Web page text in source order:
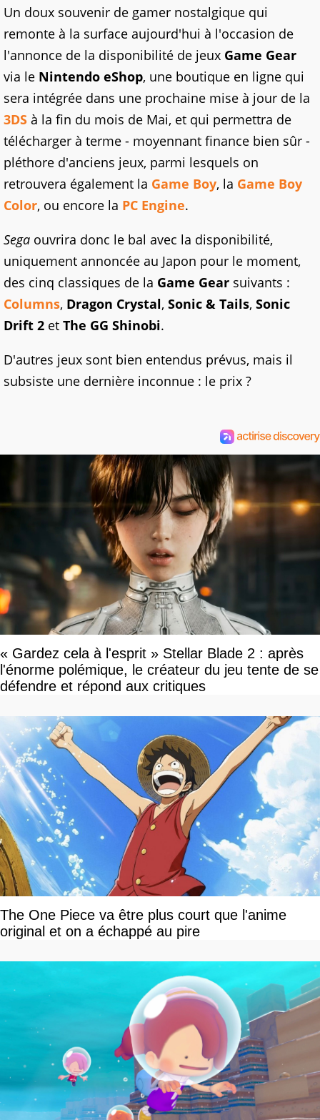
Un doux souvenir de gamer nostalgique qui
remonte à la surface aujourd'hui à l'occasion de
l'annonce de la disponibilité de jeux Game Gear
via le Nintendo eShop, une boutique en ligne qui
sera intégrée dans une prochaine mise à jour de la
3DS à la fin du mois de Mai, et qui permettra de
télécharger à terme - moyennant finance bien sûr -
pléthore d'anciens jeux, parmi lesquels on
retrouvera également la Game Boy, la Game Boy
Color, ou encore la PC Engine.
Sega ouvrira donc le bal avec la disponibilité,
uniquement annoncée au Japon pour le moment,
des cinq classiques de la Game Gear suivants :
Columns, Dragon Crystal, Sonic & Tails, Sonic
Drift 2 et The GG Shinobi.
D'autres jeux sont bien entendus prévus, mais il
subsiste une dernière inconnue : le prix ?
« Gardez cela à l'esprit » Stellar Blade 2 : après
l'énorme polémique, le créateur du jeu tente de se
défendre et répond aux critiques
The One Piece va être plus court que l'anime
original et on a échappé au pire